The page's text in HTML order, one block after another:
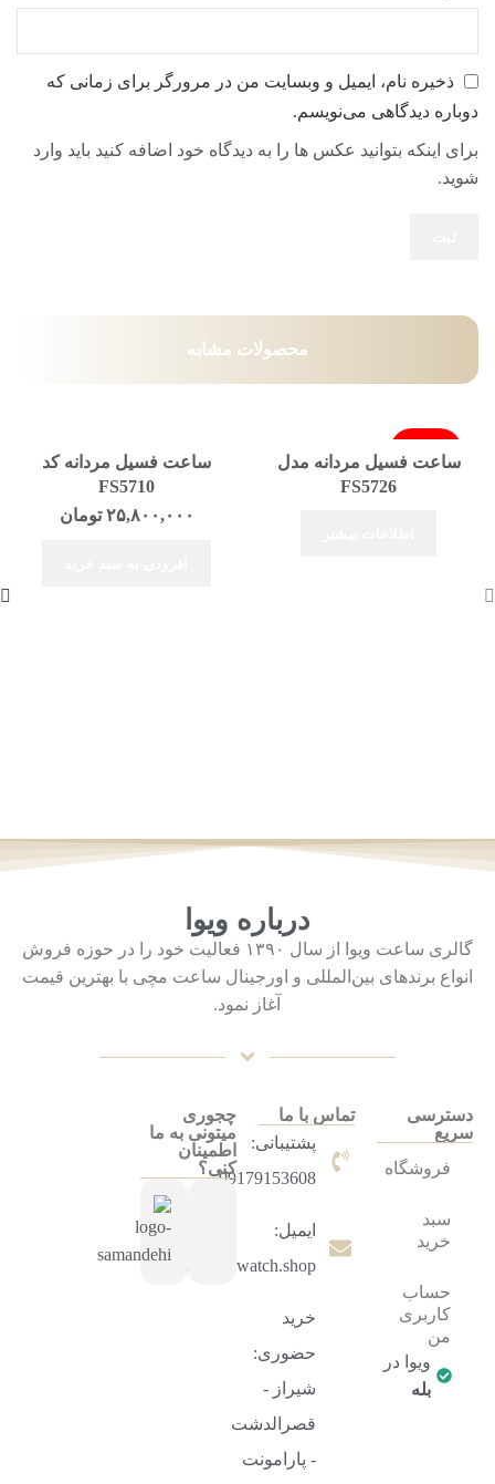
ذخیره نام، ایمیل و وبسایت من در مرورگر برای زمانی که
دوباره دیدگاهی می‌نویسم.
برای اینکه بتوانید عکس ها را به دیدگاه خود اضافه کنید باید وارد
شوید.
محصولات مشابه
فروخته شد
ساعت فسیل مردانه مدل
FS5726
ساعت فسیل مردانه کد
FS5710
۲۵,۸۰۰,۰۰۰ تومان
درباره ویوا
گالری ساعت ویوا از سال ۱۳۹۰ فعالیت خود را در حوزه فروش
انواع برندهای بین‌المللی و اورجینال ساعت مچی با بهترین قیمت
آغاز نمود.
دسترسی
سریع
فروشگاه
سبد
خرید
حساب
کاربری
من
ویوا در
بله
تماس با ما
پشتیبانی:
09179153608
ایمیل:
info@vivawatch.shop
خرید
حضوری:
شیراز -
قصرالدشت
- پارامونت
چجوری
میتونی به ما
اطمینان
کنی؟